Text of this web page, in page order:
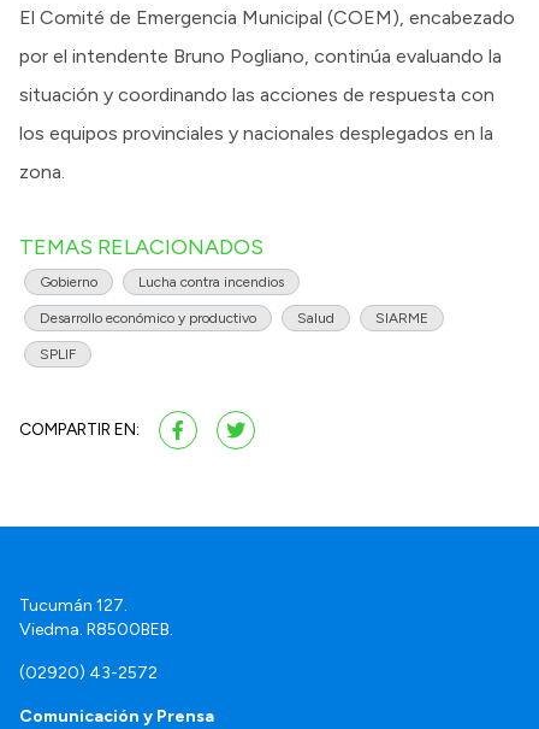
El Comité de Emergencia Municipal (COEM), encabezado
por el intendente Bruno Pogliano, continúa evaluando la
situación y coordinando las acciones de respuesta con
los equipos provinciales y nacionales desplegados en la
zona.
TEMAS RELACIONADOS
Gobierno Lucha contra incendios
Desarrollo económico y productivo Salud SIARME
SPLIF
COMPARTIR EN:
Tucumán 127.
Viedma. R8500BEB.
(02920) 43-2572
Comunicación y Prensa